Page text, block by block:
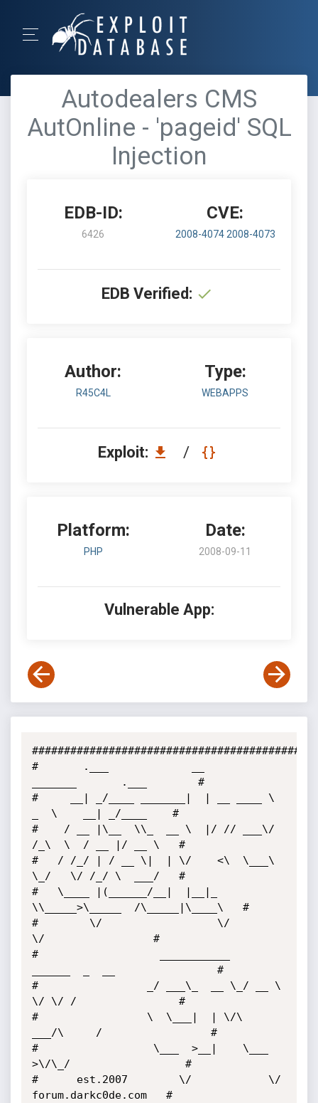
Autodealers CMS
AutOnline - 'pageid' SQL
Injection
EDB-ID:
6426
CVE:
2008-4074 2008-4073
EDB Verified:
Author:
R45C4L
Type:
WEBAPPS
Exploit: /
Platform:
PHP
Date:
2008-09-11
Vulnerable App:
#       .___             __
_______       .___        #
#     __| _/____ _______|  | __ ____ \
_  \    __| _/____    #
#    / __ |\__  \\_  __ \  |/ // ___\/
/_\  \  / __ |/ __ \   #
#   / /_/ | / __ \|  | \/    <\  \___\
\_/   \/ /_/ \  ___/   #
#   \____ |(______/__|  |__|_
\\_____>\_____  /\_____|\____\   #
#        \/                  \/
\/                 #
#                   ___________
______  _  __                #
#                 _/ ___\_  __ \_/ __ \
\/ \/ /                #
#                 \  \___|  | \/\
___/\     /                 #
#                  \___  >__|    \___
>\/\_/                  #
#      est.2007        \/            \/
forum.darkc0de.com   #